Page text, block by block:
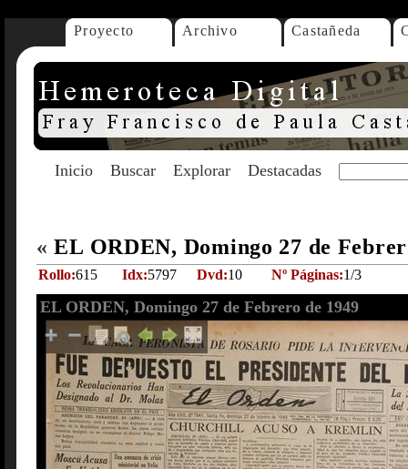
Proyecto Archivo Castañeda
Inicio Buscar Explorar Destacadas
« EL ORDEN, Domingo 27 de
Rollo:615 Idx:5797 Dvd:10 Nº Páginas:1/3
EL ORDEN, Domingo 27 de Febrero de 1949